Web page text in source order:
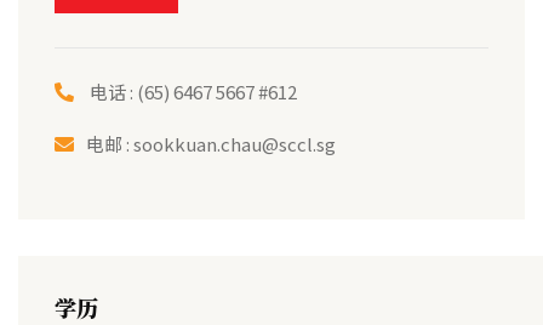
电话 : (65) 6467 5667 #612
电邮 :sookkuan.chau@sccl.sg
学历